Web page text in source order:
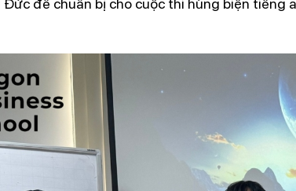
Đức để chuẩn bị cho cuộc thi hùng biện tiếng